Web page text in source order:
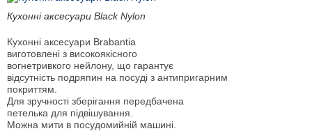
Кухонні аксесуари Black Nylon
Кухонні аксесуари Brabantia
виготовлені з високоякісного
вогнетривкого нейлону, що гарантує
відсутність подряпин на посуді з антипригарним
покриттям.
Для зручності зберігання передбачена
петелька для підвішування.
Можна мити в посудомийній машині.